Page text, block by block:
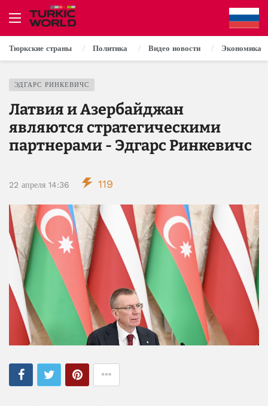
Тюркские страны Политика Видео новости Экономика
ЭДГАРС РИНКЕВИЧС
Латвия и Азербайджан
являются стратегическими
партнерами - Эдгарс Ринкевичс
22 апреля 14:36 119